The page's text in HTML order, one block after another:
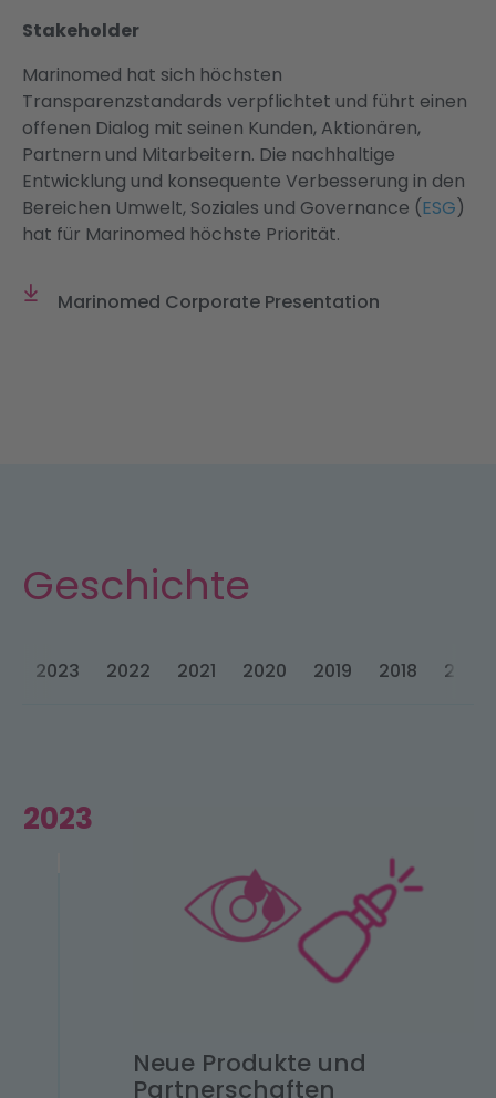
Stakeholder
Marinomed hat sich höchsten
Transparenzstandards verpflichtet und führt einen
offenen Dialog mit seinen Kunden, Aktionären,
Partnern und Mitarbeitern. Die nachhaltige
Entwicklung und konsequente Verbesserung in den
Bereichen Umwelt, Soziales und Governance (ESG)
hat für Marinomed höchste Priorität.
Marinomed Corporate Presentation
Geschichte
2023 2022 2021 2020 2019 2018 2017
2023
Neue Produkte und
Partnerschaften